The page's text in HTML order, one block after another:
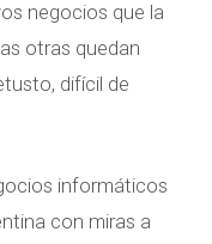
negocios que la
otras quedan
difícil de
informáticos
con miras a